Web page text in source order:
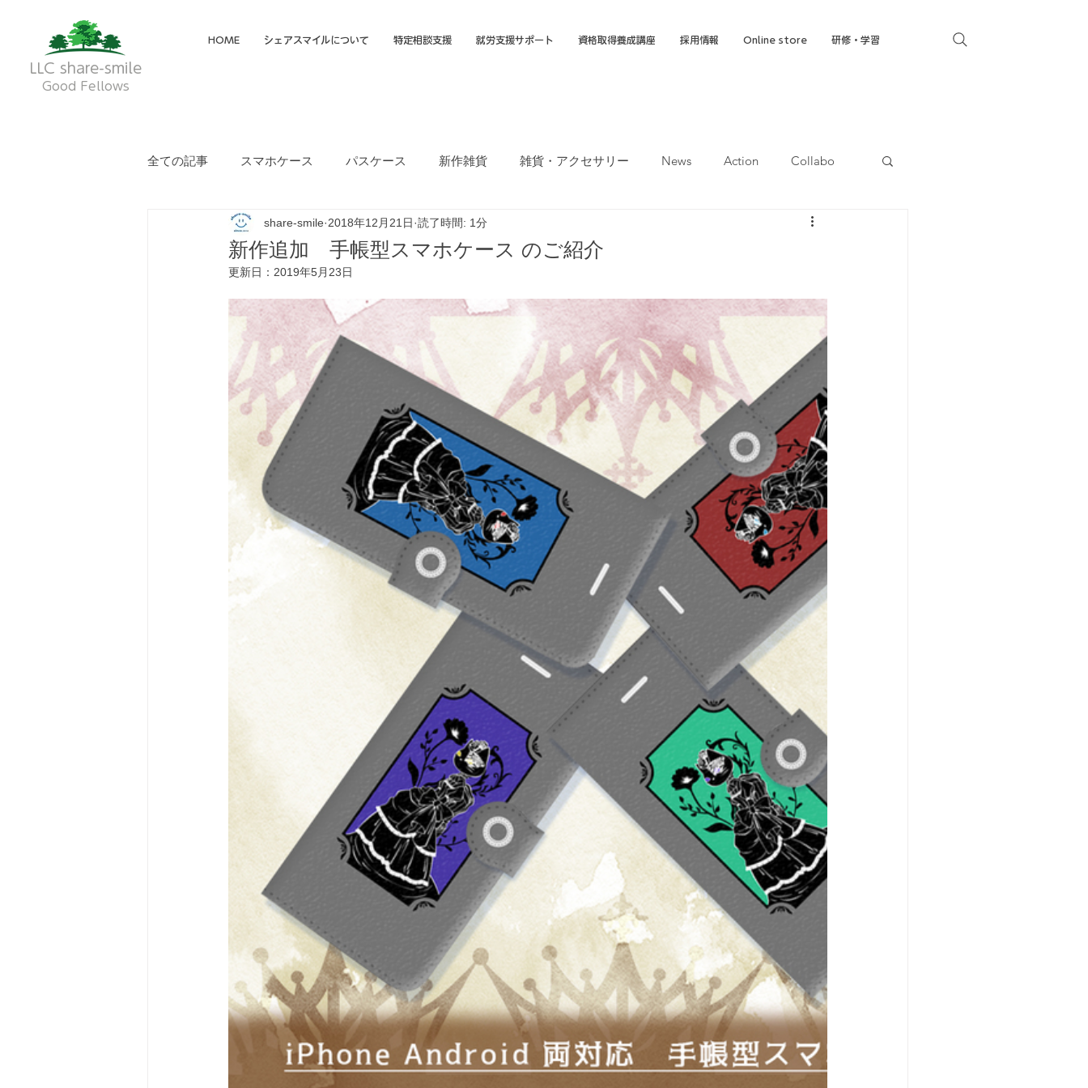
LLC share-smile
Good Fellows
HOME シェアスマイルについて 特定相談支援 就労支援サポート 資格取得養成講座 採用情報 Online store 研修・学習
全ての記事 スマホケース パスケース 新作雑貨 雑貨・アクセサリー News Action Collabo
メイディア掲載・動画 フクオカTシャツマーケット 就労移行支援
新作追加 手帳型スマホケース のご紹介
share-smile 2018年12月21日 読了時間: 1分
更新日： 2019年5月23日